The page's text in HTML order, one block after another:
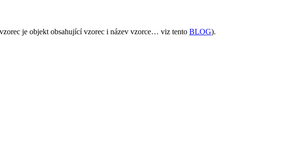
je objekt obsahující vzorec i název vzorce… viz tento BLOG).